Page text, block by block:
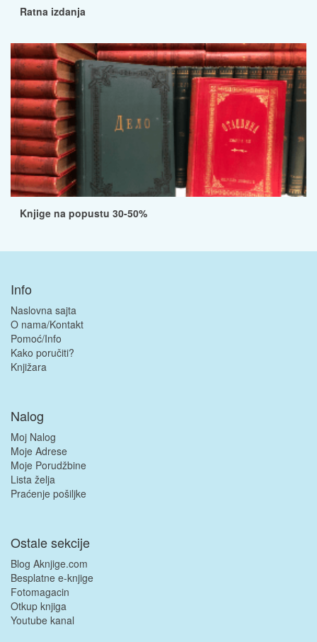
Ratna izdanja
Knjige na popustu 30-50%
Info
Naslovna sajta
O nama/Kontakt
Pomoć/Info
Kako poručiti?
Knjižara
Nalog
Moj Nalog
Moje Adrese
Moje Porudžbine
Lista želja
Praćenje pošiljke
Ostale sekcije
Blog Aknjige.com
Besplatne e-knjige
Fotomagacin
Otkup knjiga
Youtube kanal